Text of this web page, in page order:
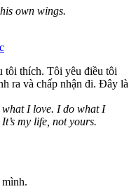
own wings.
tôi thích. Tôi yêu điều tôi
ra và chấp nhận đi. Đây là
I love. I do what I
my life, not yours.